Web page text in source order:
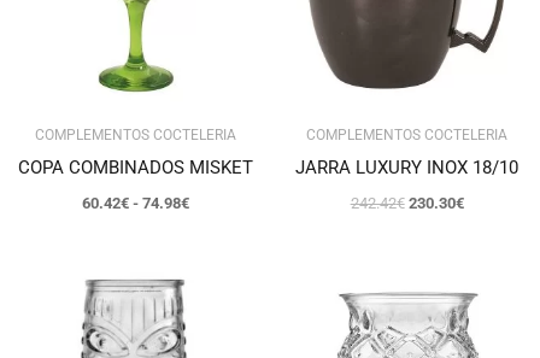
COMPLEMENTOS COCTELERIA
COPA COMBINADOS MISKET
60.42€ - 74.98€
COMPLEMENTOS COCTELERIA
JARRA LUXURY INOX 18/10
242.42€ 230.30€